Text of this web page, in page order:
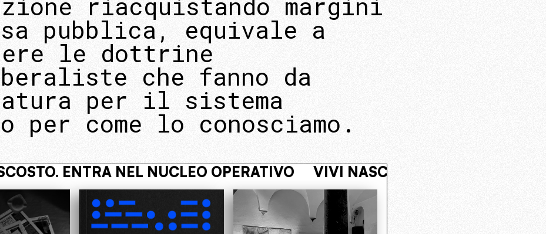
pubblica, equivale a
le dottrine
che fanno da
per il sistema
per come lo conosciamo.
VIVI NASCOSTO. ENTRA NEL NUCLEO OPERATIVO